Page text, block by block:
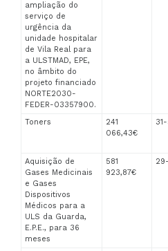
ampliação do
serviço de
urgência da
unidade hospitalar
de Vila Real para
a ULSTMAD, EPE,
no âmbito do
projeto financiado
NORTE2030-
FEDER-03357900.
Toners
241
066,43€
Aquisição de
Gases Medicinais
e Gases
Dispositivos
Médicos para a
ULS da Guarda,
E.P.E., para 36
meses
581
923,87€